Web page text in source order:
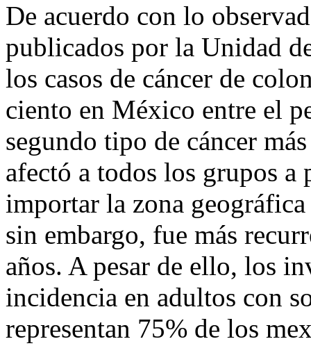
De acuerdo con lo
publicados por la Unidad
los casos de cáncer de
ciento en México entre el
segundo tipo de cáncer
afectó a todos los grupos a
importar la zona
sin embargo, fue más
años. A pesar de ello, los
incidencia en adultos con
representan 75% de los